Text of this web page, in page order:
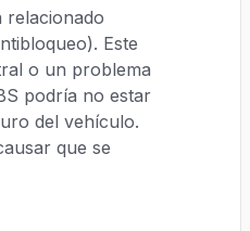
relacionado
Este
o un problema
podría no estar
del vehículo.
que se